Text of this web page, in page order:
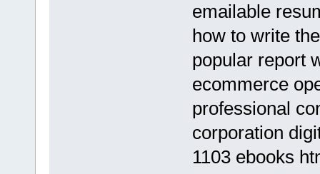
emailable
how to write
popular report
ecommerce
professional
corporation
1103 ebooks